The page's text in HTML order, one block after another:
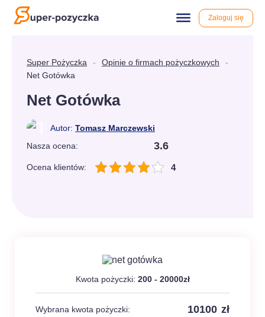
Przewiń
Zaloguj się
Super Pożyczka - Opinie o firmach pożyczkowych
-
Net Gotówka
Net Gotówka
Autor: Tomasz Marczewski
Nasza ocena:
3.6
Ocena klientów: 4
Kwota pożyczki: 200 - 20000zł
Wybrana kwota pożyczki: zł